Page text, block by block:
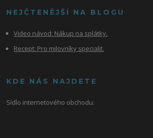
NEJČTENĚJŠÍ NA BLOGU
Video návod: Nákup na splátky.
Recept: Pro milovníky specialit.
KDE NÁS NAJDETE
Sídlo internetového obchodu: